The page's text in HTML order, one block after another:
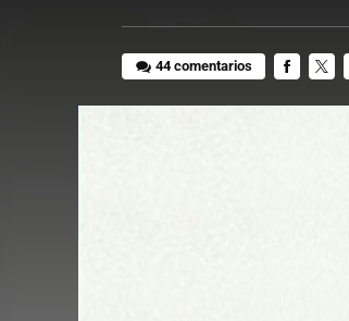
44 comentarios